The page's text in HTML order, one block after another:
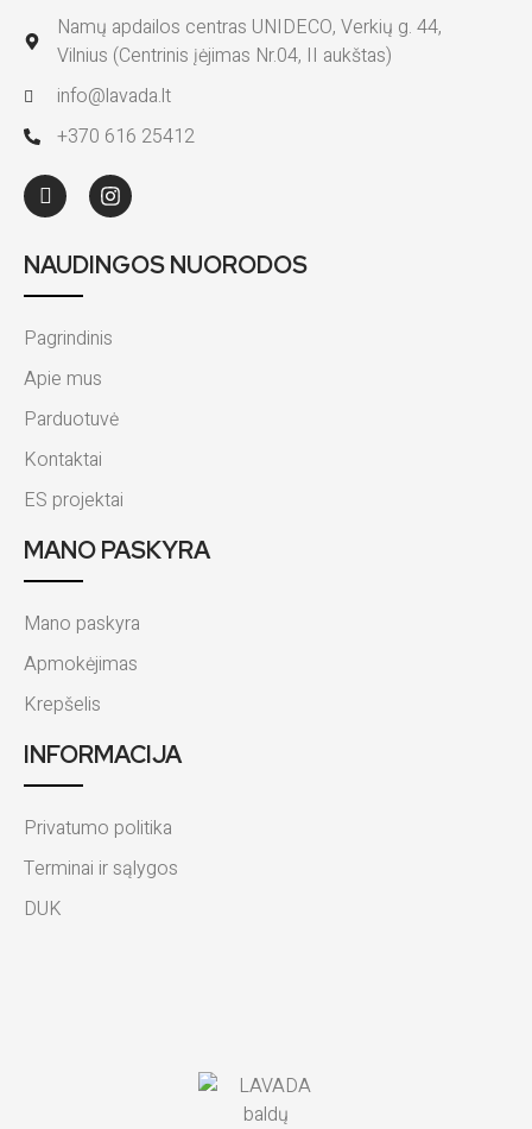
Namų apdailos centras UNIDECO, Verkių g. 44,
Vilnius (Centrinis įėjimas Nr.04, II aukštas)
info@lavada.lt
+370 616 25412
NAUDINGOS NUORODOS
Pagrindinis
Apie mus
Parduotuvė
Kontaktai
ES projektai
MANO PASKYRA
Mano paskyra
Apmokėjimas
Krepšelis
INFORMACIJA
Privatumo politika
Terminai ir sąlygos
DUK